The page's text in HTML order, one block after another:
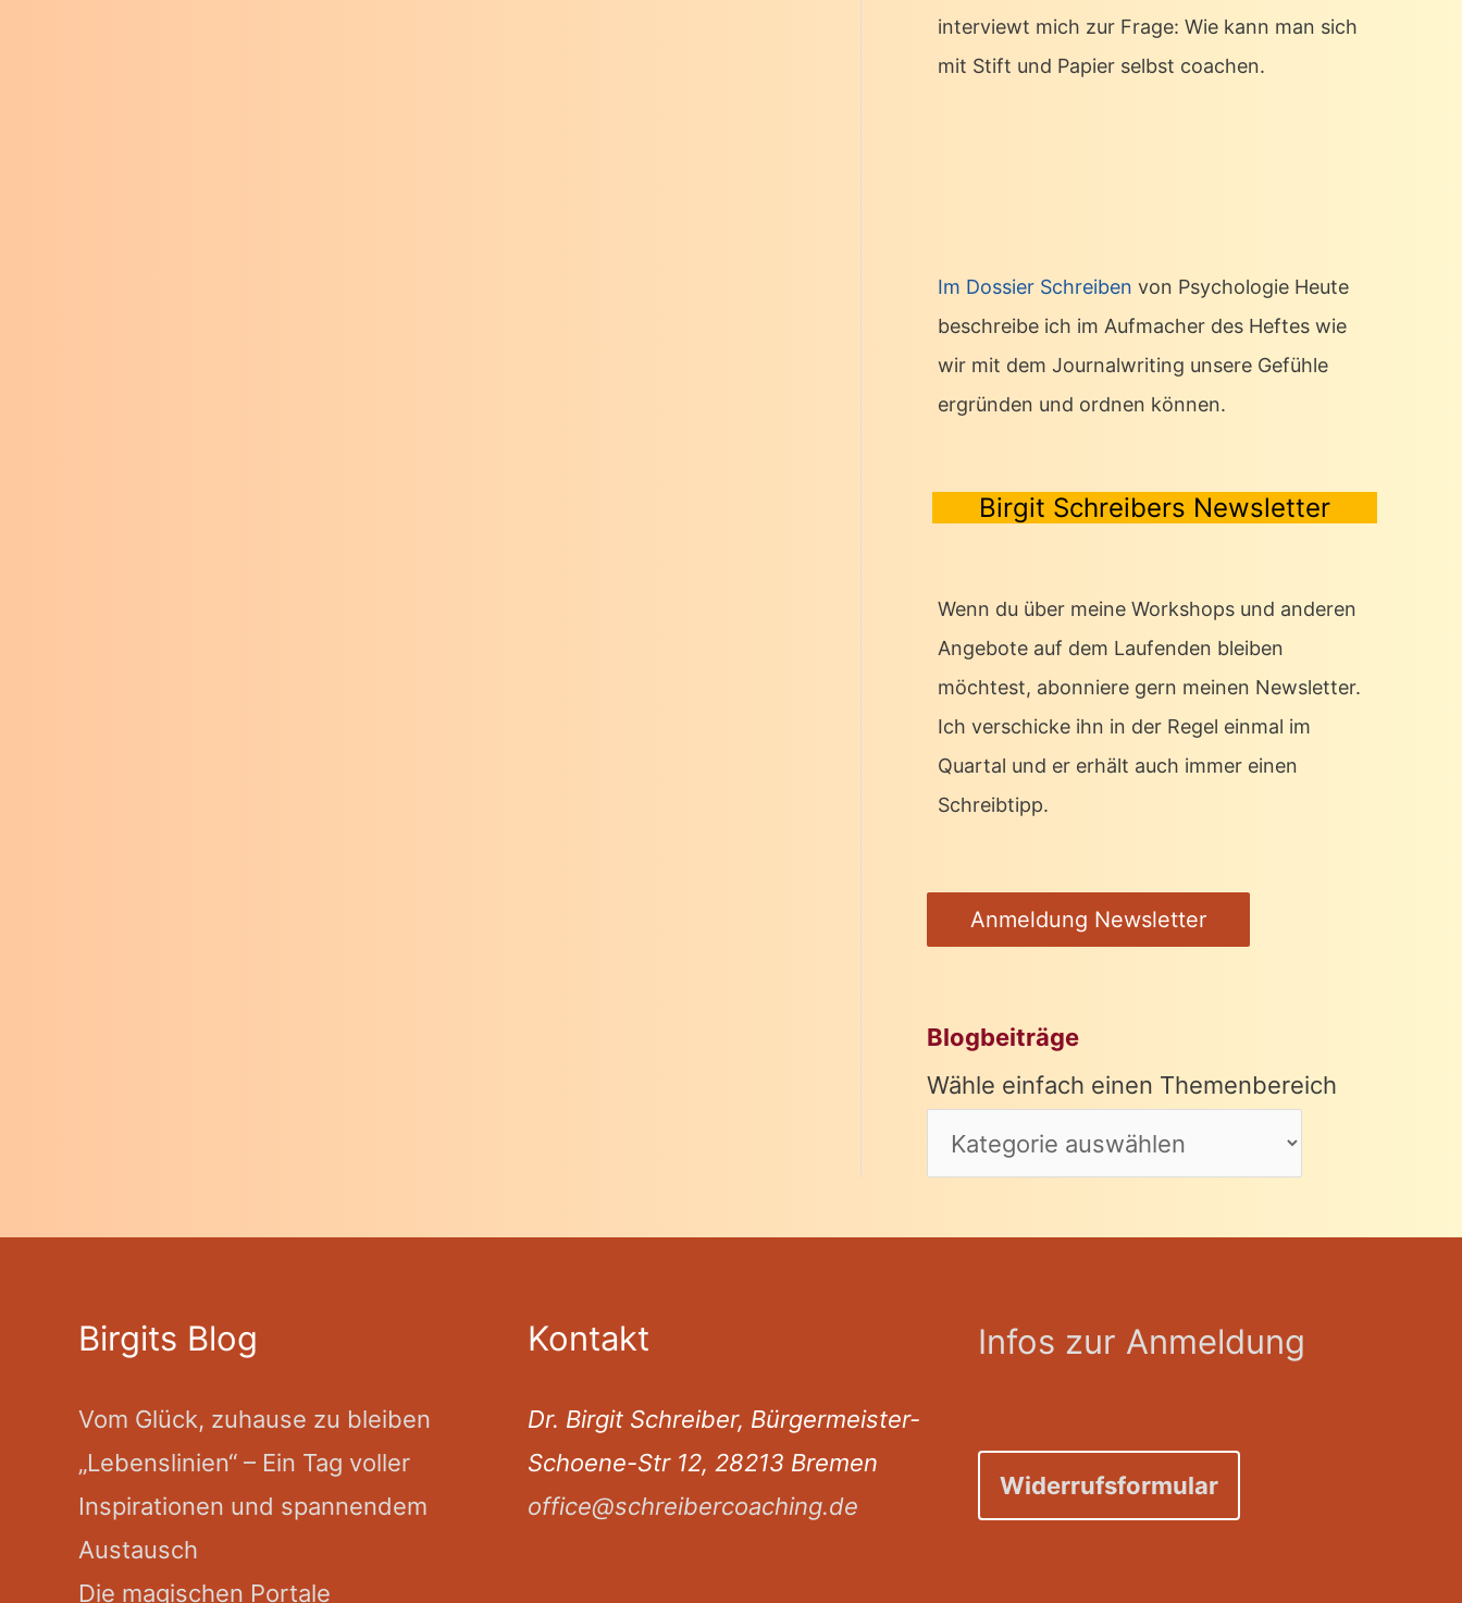
interviewt mich zur Frage: Wie kann man sich
mit Stift und Papier selbst coachen.
Im Dossier Schreiben von Psychologie Heute
beschreibe ich im Aufmacher des Heftes wie
wir mit dem Journalwriting unsere Gefühle
ergründen und ordnen können.
Birgit Schreibers Newsletter
Wenn du über meine Workshops und anderen
Angebote auf dem Laufenden bleiben
möchtest, abonniere gern meinen Newsletter.
Ich verschicke ihn in der Regel einmal im
Quartal und er erhält auch immer einen
Schreibtipp.
Anmeldung Newsletter
Blogbeiträge
Wähle einfach einen Themenbereich
Birgits Blog
Vom Glück, zuhause zu bleiben
„Lebenslinien“ – Ein Tag voller
Inspirationen und spannendem
Austausch
Die magischen Portale
Kontakt
Dr. Birgit Schreiber, Bürgermeister-
Schoene-Str 12, 28213 Bremen
office@schreibercoaching.de
Infos zur Anmeldung
Widerrufsformular